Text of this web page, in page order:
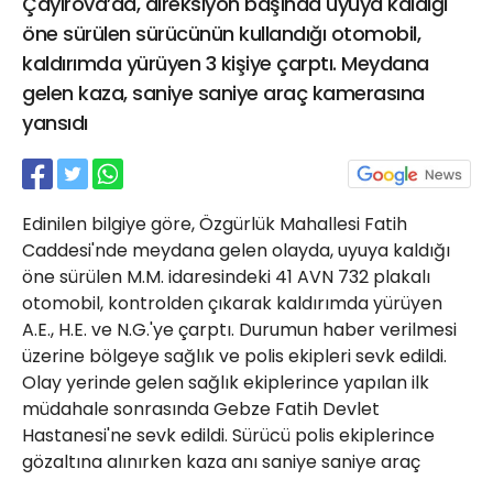
öne sürülen sürücünün kullandığı otomobil,
kaldırımda yürüyen 3 kişiye çarptı. Meydana
gelen kaza, saniye saniye araç kamerasına
yansıdı
Edinilen bilgiye göre, Özgürlük Mahallesi Fatih
Caddesi'nde meydana gelen olayda, uyuya kaldığı
öne sürülen M.M. idaresindeki 41 AVN 732 plakalı
otomobil, kontrolden çıkarak kaldırımda yürüyen
A.E., H.E. ve N.G.'ye çarptı. Durumun haber verilmesi
üzerine bölgeye sağlık ve polis ekipleri sevk edildi.
Olay yerinde gelen sağlık ekiplerince yapılan ilk
müdahale sonrasında Gebze Fatih Devlet
Hastanesi'ne sevk edildi. Sürücü polis ekiplerince
gözaltına alınırken kaza anı saniye saniye araç
21 Gölcük
02624132333
haber@golcukpostasi.com